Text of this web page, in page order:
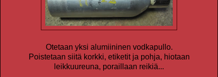
Otetaan yksi alumiininen vodkapullo.
Poistetaan siitä korkki, etiketit ja pohja, hiotaan
leikkuureuna, poraillaan reikiä...